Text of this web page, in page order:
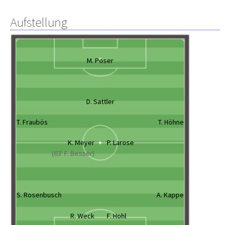
Aufstellung
M. Poser
D. Sattler
T. Fraubös T. Höhne
K. Meyer
(63' F. Besser)
P. Larose
S. Rosenbusch A. Kappe
R. Weck F. Hohl